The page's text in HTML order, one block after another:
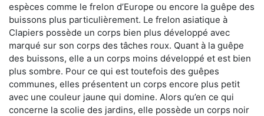
espèces comme le frelon d’Europe ou encore la guêpe des
buissons plus particulièrement. Le frelon asiatique à
Clapiers possède un corps bien plus développé avec
marqué sur son corps des tâches roux. Quant à la guêpe
des buissons, elle a un corps moins développé et est bien
plus sombre. Pour ce qui est toutefois des guêpes
communes, elles présentent un corps encore plus petit
avec une couleur jaune qui domine. Alors qu’en ce qui
concerne la scolie des jardins, elle possède un corps noir